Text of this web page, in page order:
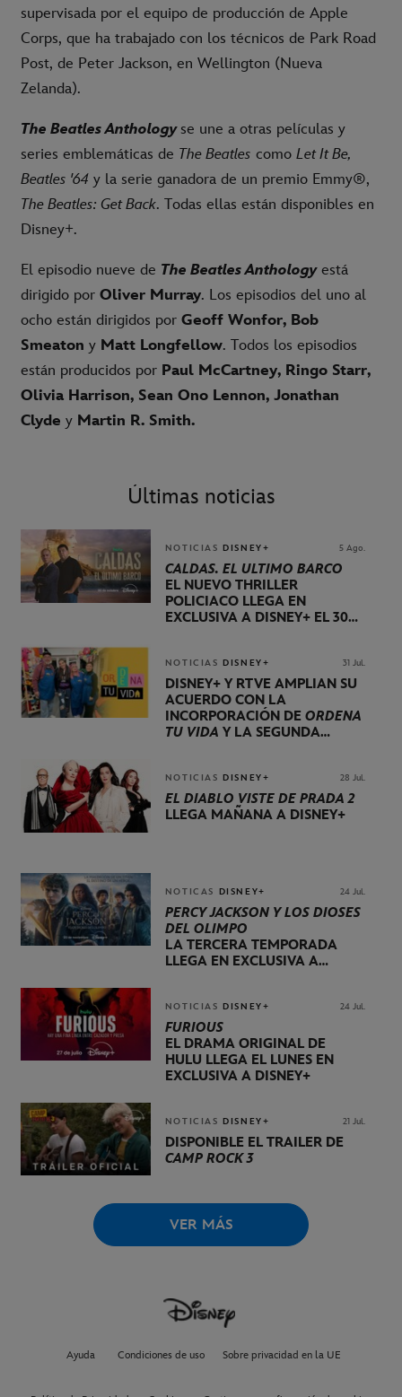
supervisada por el equipo de producción de Apple
Corps, que ha trabajado con los técnicos de Park Road
Post, de Peter Jackson, en Wellington (Nueva
Zelanda).
The Beatles Anthology se une a otras películas y
series emblemáticas de The Beatles como Let It Be,
Beatles '64 y la serie ganadora de un premio Emmy®,
The Beatles: Get Back. Todas ellas están disponibles en
Disney+.
El episodio nueve de The Beatles Anthologyestá
dirigido por Oliver Murray. Los episodios del uno al
ocho están dirigidos por Geoff Wonfor, Bob
Smeaton y Matt Longfellow. Todos los episodios
están producidos por Paul McCartney, Ringo Starr,
Olivia Harrison, Sean Ono Lennon, Jonathan
Clyde y Martin R. Smith.
Últimas noticias
NOTICIAS DISNEY+ 5 Ago.
CALDAS. EL ÚLTIMO BARCO
EL NUEVO THRILLER
POLICIACO LLEGA EN
EXCLUSIVA A DISNEY+ EL 30
NOTICIAS DISNEY+ 31 Jul.
DISNEY+ Y RTVE AMPLÍAN SU
ACUERDO CON LA
INCORPORACIÓN DE ORDENA
TU VIDA Y LA SEGUNDA
NOTICIAS DISNEY+ 28 Jul.
EL DIABLO VISTE DE PRADA 2
LLEGA MAÑANA A DISNEY+
NOTICAS DISNEY+ 24 Jul.
PERCY JACKSON Y LOS DIOSES
DEL OLIMPO
LA TERCERA TEMPORADA
LLEGA EN EXCLUSIVA A
NOTICIAS DISNEY+ 24 Jul.
FURIOUS
EL DRAMA ORIGINAL DE
HULU LLEGA EL LUNES EN
EXCLUSIVA A DISNEY+
NOTICIAS DISNEY+ 21 Jul.
DISPONIBLE EL TRÁILER DE
CAMP ROCK 3
VER MÁS
Ayuda Condiciones de uso Sobre privacidad en la UE